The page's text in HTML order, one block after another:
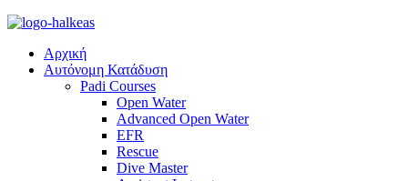
Αρχική
Αυτόνομη Κατάδυση
Padi Courses
Open Water
Advanced Open Water
EFR
Rescue
Dive Master